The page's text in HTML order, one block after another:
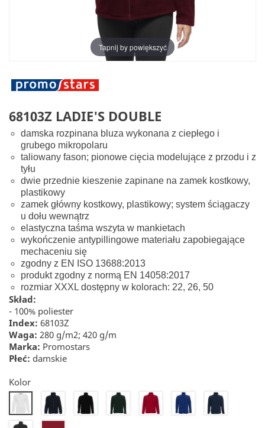
Tapnij by powiększyć
68103Z LADIE'S DOUBLE
damska rozpinana bluza wykonana z ciepłego i
grubego mikropolaru
taliowany fason; pionowe cięcia modelujące z przodu i z
tyłu
dwie przednie kieszenie zapinane na zamek kostkowy,
plastikowy
zamek główny kostkowy, plastikowy; system ściągaczy
u dołu wewnątrz
elastyczna taśma wszyta w mankietach
wykończenie antypillingowe materiału zapobiegające
mechaceniu się
zgodny z EN ISO 13688:2013
produkt zgodny z normą EN 14058:2017
rozmiar XXXL dostępny w kolorach: 22, 26, 50
Skład:
- 100% poliester
Index: 68103Z
Waga: 280 g/m2; 420 g/m
Marka: Promostars
Płeć: damskie
Kolor
20
22 26 28 30 32 42